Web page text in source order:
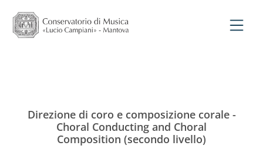
Direzione di coro e composizione corale -
Choral Conducting and Choral
Composition (secondo livello)